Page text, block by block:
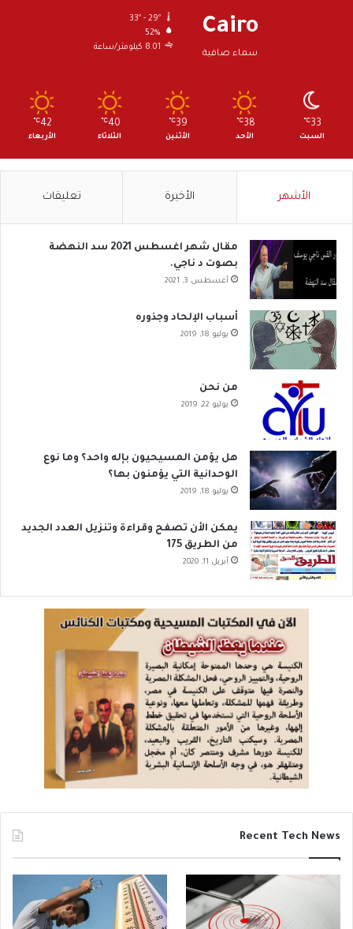
Cairo
سماء صافية
33º - 29º
52%
8.01 كيلومتر/ساعة
33
℃
السبت
38
℃
الأحد
39
℃
الأثنين
40
℃
الثلاثاء
42
℃
الأربعاء
الأشهر الأخيرة تعليقات
مقال شهر اغسطس 2021 سد النهضة
بصوت د ناجي.
أغسطس 3, 2021
أسباب الإلحاد وجذوره
يوليو 18, 2019
من نحن
يوليو 22, 2019
هل يؤمن المسيحيون بإله واحد؟ وما نوع
الوحدانية التي يؤمنون بها؟
يوليو 18, 2019
يمكن الأن تصفح وقراءة وتنزيل العدد الجديد
من الطريق 175
أبريل 11, 2020
Recent Tech News